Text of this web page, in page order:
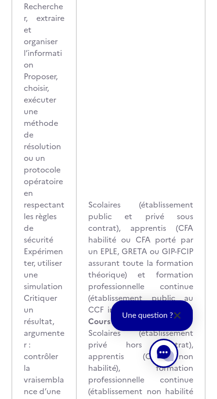
Recherche
r, extraire
et
organiser
l’informati
on
Proposer,
choisir,
exécuter
une
méthode
de
résolution
ou un
protocole
opératoire
en
respectant
les règles
de
sécurité
Expérimen
ter, utiliser
une
simulation
Critiquer
un
résultat,
argumente
r :
contrôler
la
vraisembla
nce d’une
Scolaires (établissement
public et privé sous
contrat), apprentis (CFA
habilité ou CFA porté par
un EPLE, GRETA ou GIP-FCIP
assurant toute la formation
théorique) et formation
professionnelle continue
(établissement public au
CCF intégral)
: Contrôle en
Cours de Formation (CCF)
Scolaires (établissement
privé hors contrat),
apprentis (CFA non
habilité), formation
professionnelle continue
(établissement non habilité
Une question ?